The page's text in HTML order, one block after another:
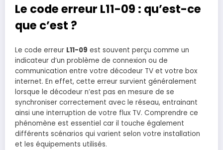
Le code erreur L11-09 : qu’est-ce
que c’est ?
Le code erreur L11-09 est souvent perçu comme un
indicateur d’un problème de connexion ou de
communication entre votre décodeur TV et votre box
internet. En effet, cette erreur survient généralement
lorsque le décodeur n’est pas en mesure de se
synchroniser correctement avec le réseau, entrainant
ainsi une interruption de votre flux TV. Comprendre ce
phénomène est essentiel car il touche également
différents scénarios qui varient selon votre installation
et les équipements utilisés.